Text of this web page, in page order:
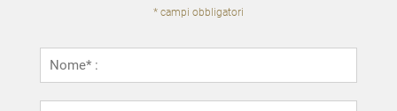
* campi obbligatori